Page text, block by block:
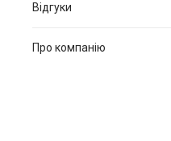
Відгуки
Про компанію